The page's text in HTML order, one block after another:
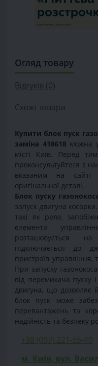
Огляд товару
Відгуків (0)
Схожі товари
Купити блок пуск
заміна 418618 можна
місті Київ. Перед
проконсультуйтеся з
вказаним на
оригінальної деталі.
Блок пуску
запуск двигуна
такі як реле,
елементи
розташовується
підключається до
пристроїв управління,
При запуску
від перемикача пуску
двигуна, що дозволяє
блок пуск може
перевантажень та
надійність та безпеку
+38 (097) 221-55-40
м. Київ, вул.